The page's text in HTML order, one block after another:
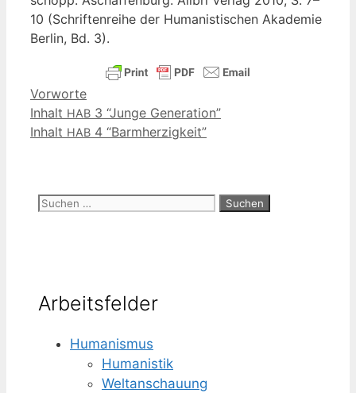
10 (Schrif­ten­rei­he der Huma­nis­ti­schen Aka­de­mie
Ber­lin, Bd. 3).
Kategorien
Vorworte
Inhalt HAB 3 “Junge Generation”
Inhalt HAB 4 “Barmherzigkeit”
Suchen
Arbeitsfelder
Humanismus
Humanistik
Weltanschauung